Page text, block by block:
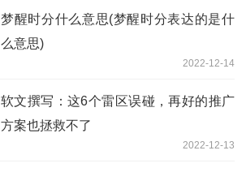
梦醒时分什么意思(梦醒时分表达的是什
么意思)
2022-12-14
软文撰写：这6个雷区误碰，再好的推广
方案也拯救不了
2022-12-13